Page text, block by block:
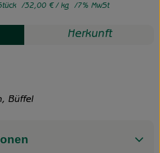
32,00 €/ kg 7% MwSt
Herkunft
Büffel